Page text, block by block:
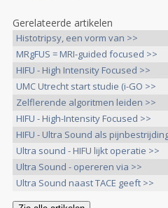
Gerelateerde artikelen
Histotripsy, een vorm van >>
MRgFUS = MRI-guided focused >>
HIFU - High Intensity Focused >>
UMC Utrecht start studie (i-GO >>
Zelflerende algoritmen leiden >>
HIFU - High-Intensity Focused >>
HIFU - Ultra Sound als
>>
Ultra sound - HIFU lijkt operatie >>
Ultra Sound - opereren via >>
Ultra Sound naast TACE geeft >>